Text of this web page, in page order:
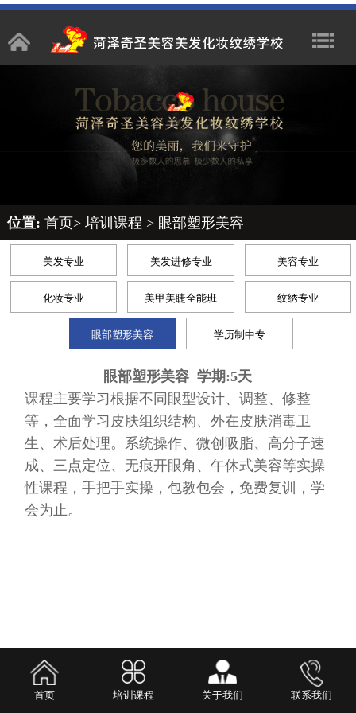
位置: 首页> 培训课程 > 眼部塑形美容
美发专业 美发进修专业 美容专业
化妆专业 美甲美睫全能班 纹绣专业
眼部塑形美容 学历制中专
眼部塑形美容 学期:5天
课程主要学习根据不同眼型设计、调整、修整
等，全面学习皮肤组织结构、外在皮肤消毒卫
生、术后处理。系统操作、微创吸脂、高分子速
成、三点定位、无痕开眼角、午休式美容等实操
性课程，手把手实操，包教包会，免费复训，学
会为止。
首页 培训课程 关于我们 联系我们